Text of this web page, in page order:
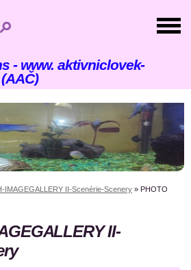
- www. aktivniclovek-
IMAGEGALLERY II-Scenérie-Scenery » PHOTO
II-